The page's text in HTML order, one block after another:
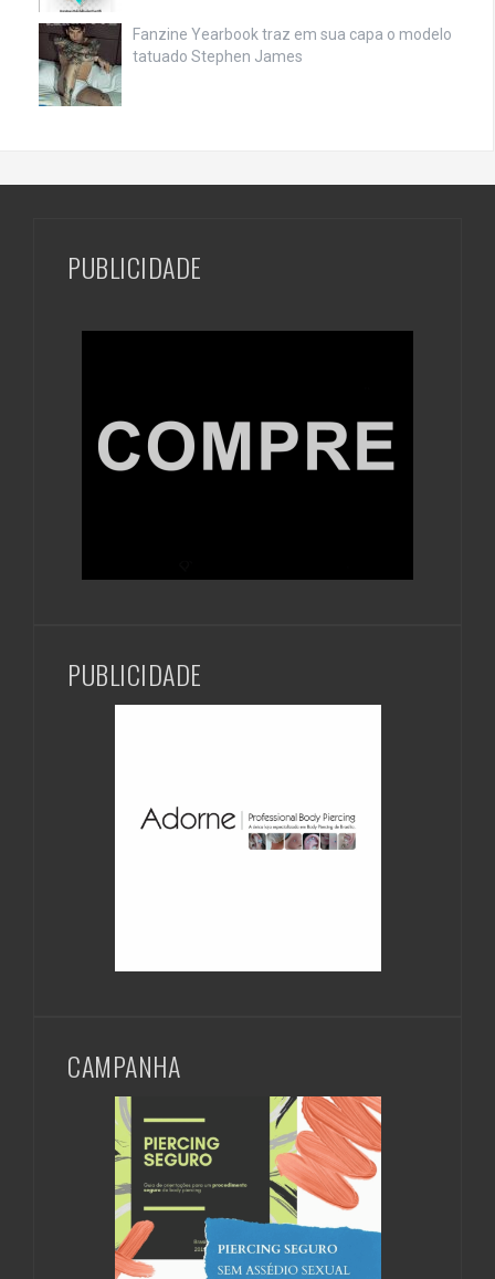
Fanzine Yearbook traz em sua capa o modelo
tatuado Stephen James
PUBLICIDADE
PUBLICIDADE
CAMPANHA